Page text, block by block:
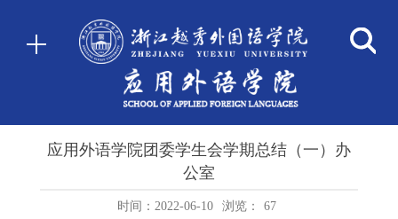
应用外语学院团委学生会学期总结（一）办
公室
时间：2022-06-10 浏览： 67